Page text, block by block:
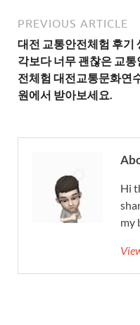
PREVIOUS ARTICLE
대전 교통안전체험 후기
각보다 너무 괜찮은 교통
전체험 대전교통문화연
원에서 받아보세요.
Hi
my